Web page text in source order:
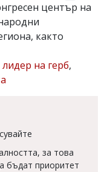
център на
както
лидер на герб,
за това
бъдат приоритет